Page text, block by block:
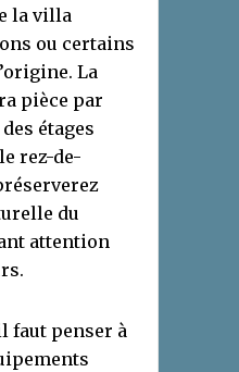
la villa
ou certains
La
pièce par
étages
rez-de-
du
attention
faut penser à